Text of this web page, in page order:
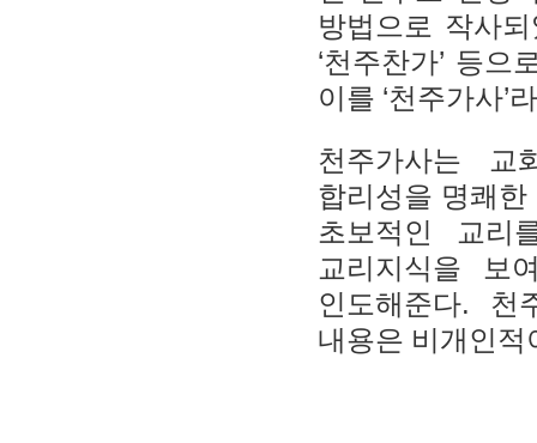
방법으로 작사되
‘천주찬가’ 등으
이를 ‘천주가사’
천주가사는 교
합리성을 명쾌
초보적인 교리
교리지식을 보
인도해준다. 천
내용은 비개인적